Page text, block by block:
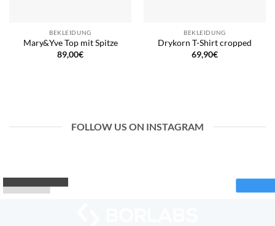
BEKLEIDUNG
Mary&Yve Top mit Spitze
89,00€
BEKLEIDUNG
Drykorn T-Shirt cropped
69,90€
FOLLOW US ON INSTAGRAM